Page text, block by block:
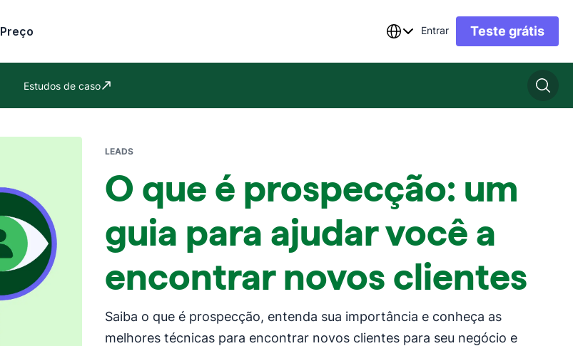
Preço Entrar Teste grátis
Estudos de caso
Abre em uma nova janela
LEADS
O que é prospecção: um
guia para ajudar você a
encontrar novos clientes
Saiba o que é prospecção, entenda sua importância e conheça as
melhores técnicas para encontrar novos clientes para seu negócio e